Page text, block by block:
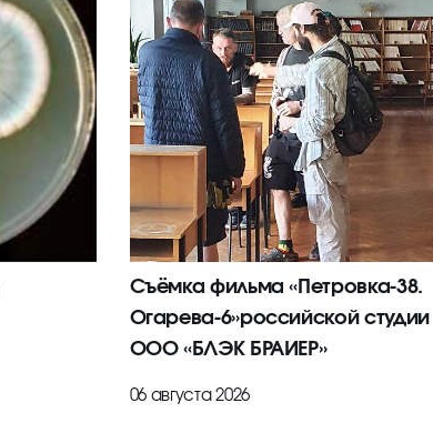
Съёмка фильма «Петровка-38.
Огарева-6»российской студии
ООО «БЛЭК БРАИЕР»
06 августа 2026